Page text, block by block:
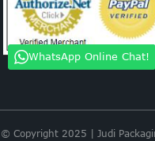
WhatsApp Online Chat!
© Copyright 2025 | Judi